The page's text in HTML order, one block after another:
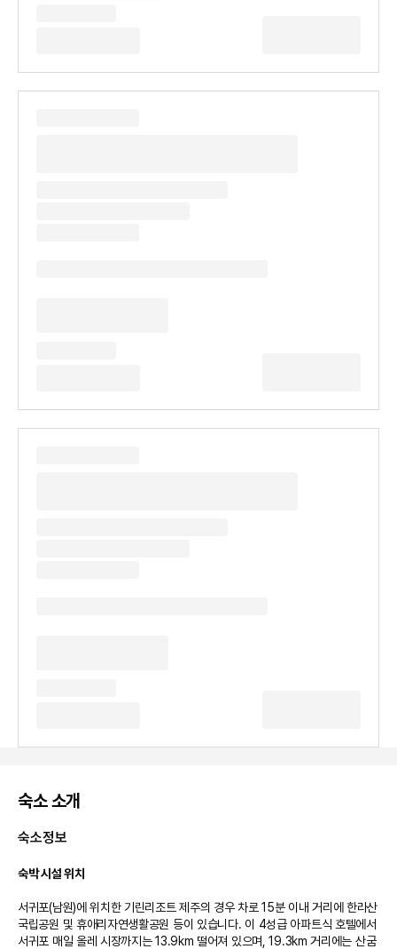
숙소 소개
숙소정보
숙박 시설 위치
서귀포(남원)에 위치한 기린리조트 제주의 경우 차로 15분 이내 거리에 한라산
국립공원 및 휴애리자연생활공원 등이 있습니다. 이 4성급 아파트식 호텔에서
서귀포 매일 올레 시장까지는 13.9km 떨어져 있으며, 19.3km 거리에는 산굼